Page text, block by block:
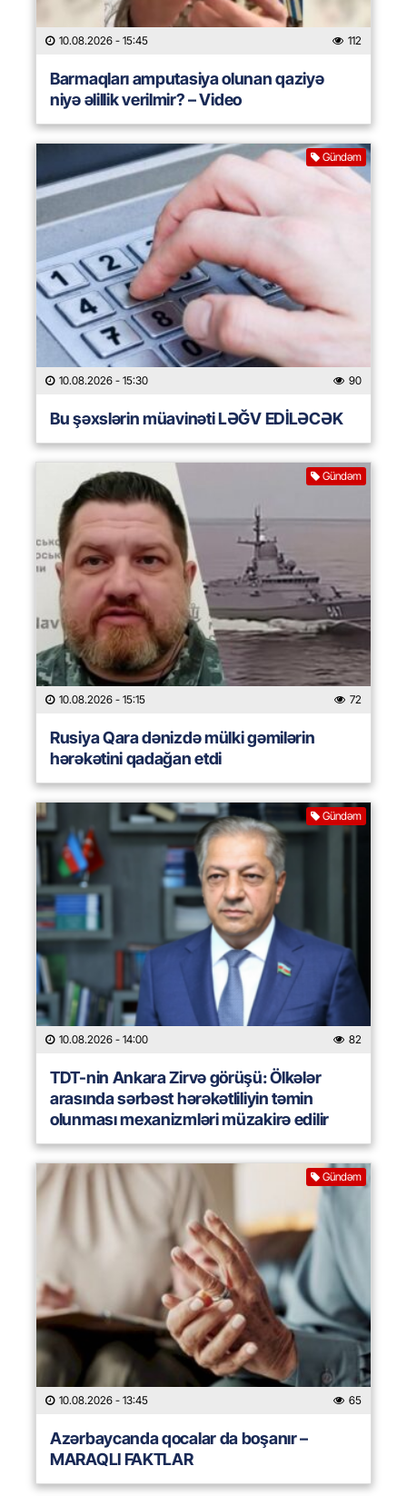
10.08.2026 - 15:45 112
Barmaqları amputasiya olunan qaziyə
niyə əlillik verilmir? – Video
Gündəm
10.08.2026 - 15:30 90
Bu şəxslərin müavinəti LƏĞV EDİLƏCƏK
Gündəm
10.08.2026 - 15:15 72
Rusiya Qara dənizdə mülki gəmilərin
hərəkətini qadağan etdi
Gündəm
10.08.2026 - 14:00 82
TDT-nin Ankara Zirvə görüşü: Ölkələr
arasında sərbəst hərəkətliliyin təmin
olunması mexanizmləri müzakirə edilir
Gündəm
10.08.2026 - 13:45 65
Azərbaycanda qocalar da boşanır –
MARAQLI FAKTLAR